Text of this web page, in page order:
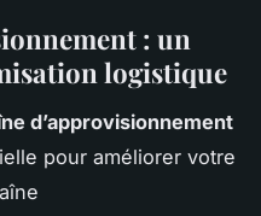
: un
logistique
d’approvisionnement
pour améliorer votre